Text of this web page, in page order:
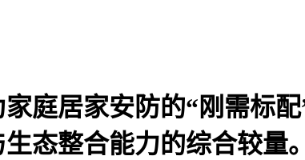
庭居家安防的“刚需标
态整合能力的综合较量